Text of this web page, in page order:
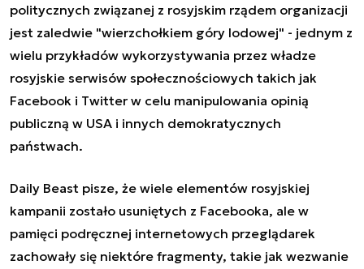
politycznych związanej z rosyjskim rządem organizacji
jest zaledwie "wierzchołkiem góry lodowej" - jednym z
wielu przykładów wykorzystywania przez władze
rosyjskie serwisów społecznościowych takich jak
Facebook i Twitter w celu manipulowania opinią
publiczną w USA i innych demokratycznych
państwach.
Daily Beast pisze, że wiele elementów rosyjskiej
kampanii zostało usuniętych z Facebooka, ale w
pamięci podręcznej internetowych przeglądarek
zachowały się niektóre fragmenty, takie jak wezwanie